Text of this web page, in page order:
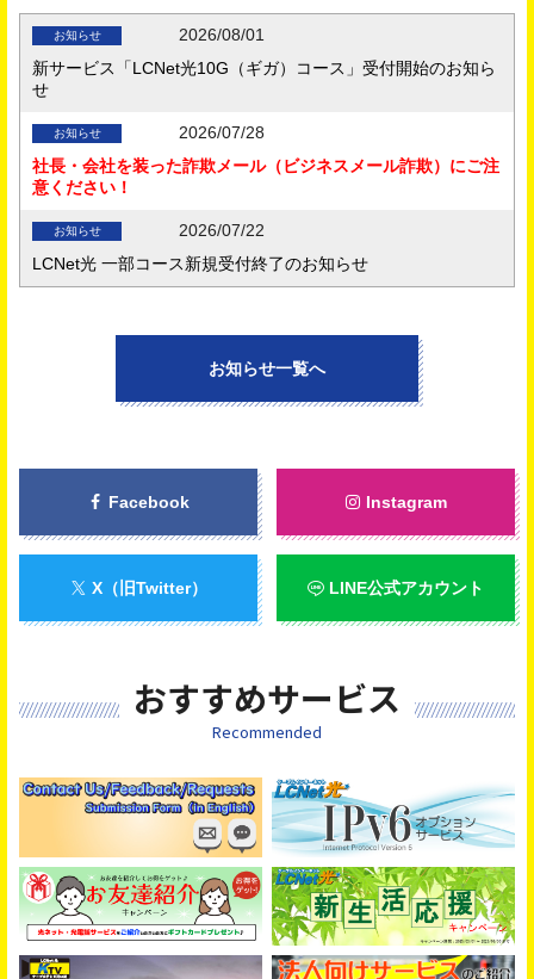
お知らせ
2026/08/01
新サービス「LCNet光10G（ギガ）コース」受付開始のお知ら
せ
お知らせ
2026/07/28
社長・会社を装った詐欺メール（ビジネスメール詐欺）にご注
意ください！
お知らせ
2026/07/22
LCNet光 一部コース新規受付終了のお知らせ
2026年7月番組表(111ch)を掲載
2026/07/01
情報流通プラットフォーム対処法に基づく手続きについて
お知らせ
2026/04/01
ライブカメラ「長浜地区」放送開始！
2026/03/01
2026/03/01
固定電話サービス「ケーブルライン」提供開始のご案内
お知らせ一覧へ
Facebook Instagram
X（旧Twitter） LINE公式アカウント
おすすめサービス
Recommended